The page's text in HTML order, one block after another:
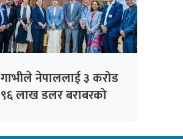
गाभीले नेपाललाई ३ करोड
९६ लाख डलर बराबरको